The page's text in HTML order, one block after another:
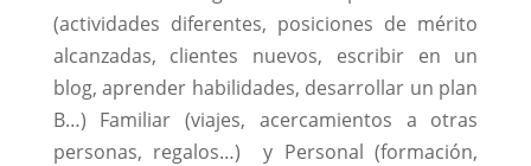
(actividades diferentes, posiciones de mérito
alcanzadas, clientes nuevos, escribir en un
blog, aprender habilidades, desarrollar un plan
B…) Familiar (viajes, acercamientos a otras
personas, regalos…) y Personal (formación,